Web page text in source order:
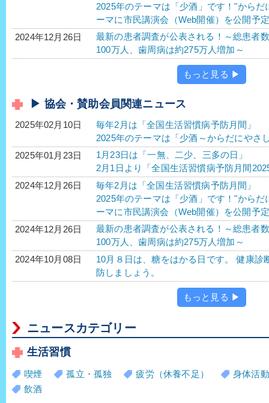
2025年のテーマは「少酒」です！"から
ーマに市民講演会（Web開催）を公開予定
2024年12月26日
最新の患者調査が公表される！～総患者
100万人、歯周病は約275万人増加～
もっと見る ▶
▶ 協会・賛助会員関連ニュース
2025年02月10日
毎年2月は「全国生活習慣病予防月間」
2025年のテーマは「少酒～からだにやさ
2025年01月23日
1月23日は「一無、二少、三多の日」
2月1日より「全国生活習慣病予防月間
2024年12月26日
毎年2月は「全国生活習慣病予防月間」
2025年のテーマは「少酒」です！"から
ーマに市民講演会（Web開催）を公開予定
2024年12月26日
最新の患者調査が公表される！～総患者
100万人、歯周病は約275万人増加～
2024年10月08日
10月８日は、糖をはかる日です。 健康
防しましょう。
もっと見る ▶
ニュースカテゴリー
生活習慣
喫煙 孤立・孤独 疲労（休養不足）
身体活
飲酒